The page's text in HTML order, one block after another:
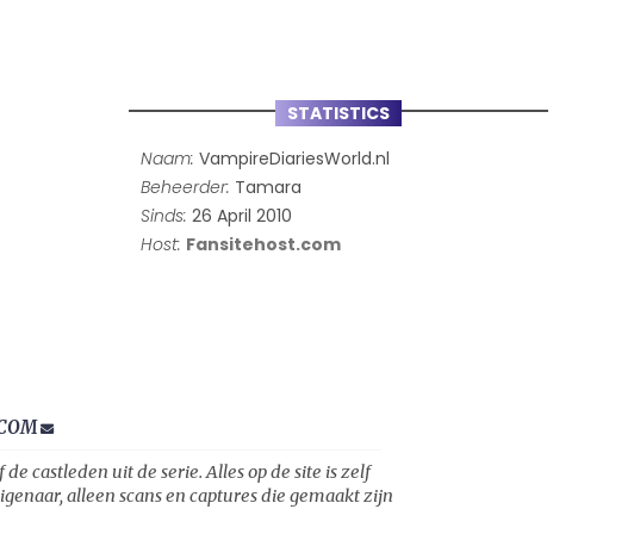
STATISTICS
Naam: VampireDiariesWorld.nl
Beheerder: Tamara
Sinds: 26 April 2010
Host: Fansitehost.com
castleden uit de serie. Alles op de site is zelf
alleen scans en captures die gemaakt zijn